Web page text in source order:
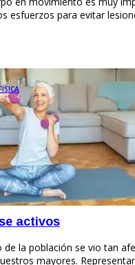
esfuerzos para evitar
activos
de la población se vio tan
mayores.